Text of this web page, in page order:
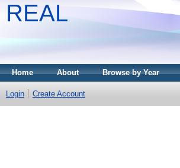
REAL
Home About Browse by Year
Login Create Account